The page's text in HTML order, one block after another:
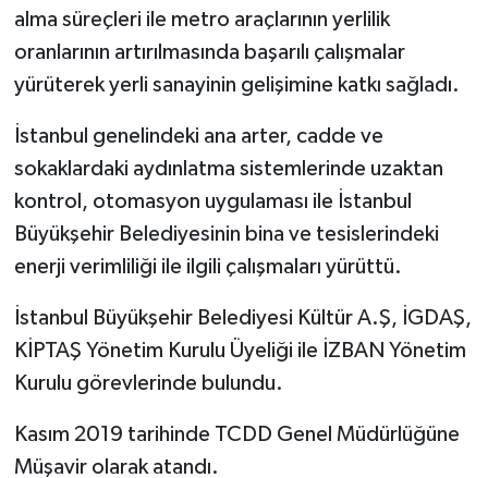
alma süreçleri ile metro araçlarının yerlilik
oranlarının artırılmasında başarılı çalışmalar
yürüterek yerli sanayinin gelişimine katkı sağladı.
İstanbul genelindeki ana arter, cadde ve
sokaklardaki aydınlatma sistemlerinde uzaktan
kontrol, otomasyon uygulaması ile İstanbul
Büyükşehir Belediyesinin bina ve tesislerindeki
enerji verimliliği ile ilgili çalışmaları yürüttü.
İstanbul Büyükşehir Belediyesi Kültür A.Ş, İGDAŞ,
KİPTAŞ Yönetim Kurulu Üyeliği ile İZBAN Yönetim
Kurulu görevlerinde bulundu.
Kasım 2019 tarihinde TCDD Genel Müdürlüğüne
Müşavir olarak atandı.